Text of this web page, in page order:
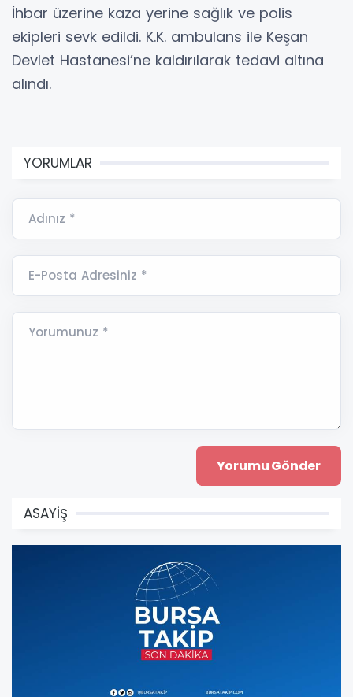
İhbar üzerine kaza yerine sağlık ve polis
ekipleri sevk edildi. K.K. ambulans ile Keşan
Devlet Hastanesi’ne kaldırılarak tedavi altına
alındı.
YORUMLAR
Adınız *
E-Posta Adresiniz *
Yorumunuz *
ASAYİŞ